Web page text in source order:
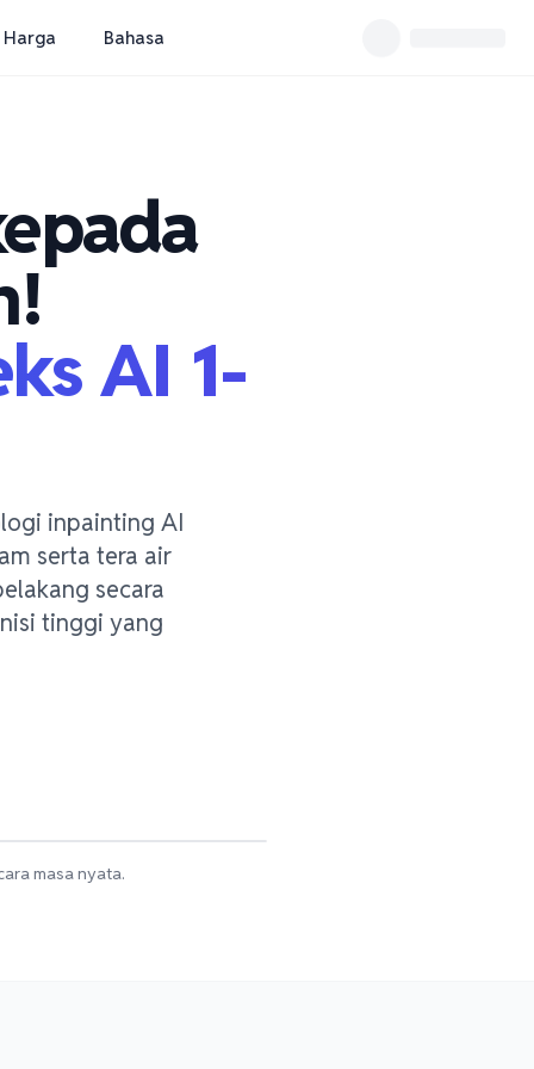
Harga Bahasa
AI 1-
inpainting AI
serta tera air
secara
tinggi yang
masa nyata.